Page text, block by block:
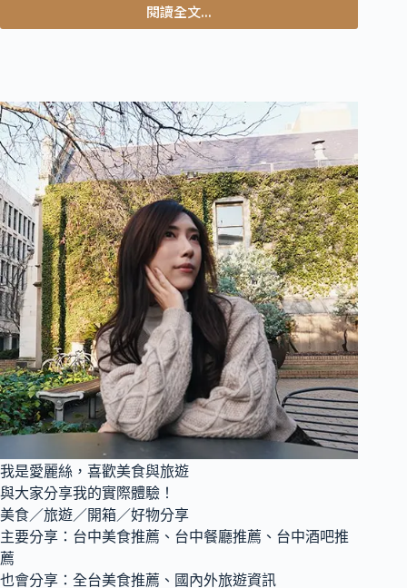
閱讀全文...
台
食
｜
高
達
18
種
韓
式
小
菜，
專
人
代
烤
韓
式
燒
肉
店
我是愛麗絲，喜歡美食與旅遊
與大家分享我的實際體驗！
美食／旅遊／開箱／好物分享
主要分享：台中美食推薦、台中餐廳推薦、台中酒吧推
薦
也會分享：全台美食推薦、國內外旅遊資訊